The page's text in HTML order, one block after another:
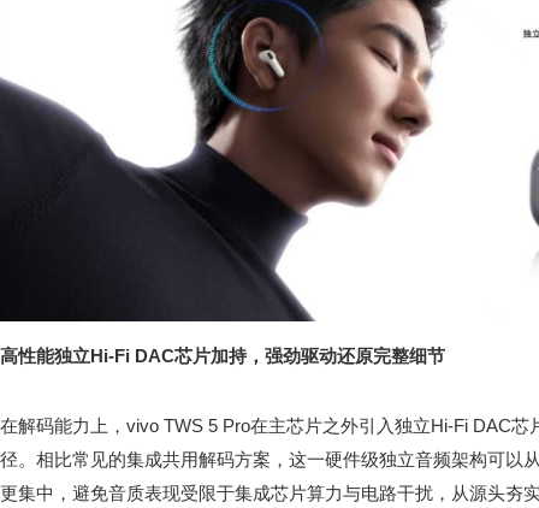
高性能独立Hi-Fi DAC芯片加持，强劲驱动还原完整细节
在解码能力上，vivo TWS 5 Pro在主芯片之外引入独立Hi-Fi DAC
径。相比常见的集成共用解码方案，这一硬件级独立音频架构可以
更集中，避免音质表现受限于集成芯片算力与电路干扰，从源头夯